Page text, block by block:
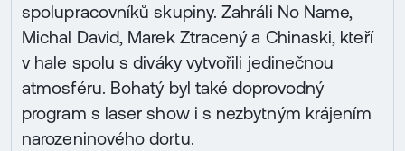
spolupracovníků skupiny. Zahráli No Name,
Michal David, Marek Ztracený a Chinaski, kteří
v hale spolu s diváky vytvořili jedinečnou
atmosféru. Bohatý byl také doprovodný
program s laser show i s nezbytným krájením
narozeninového dortu.